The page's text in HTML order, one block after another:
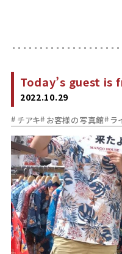
Today’s guest
2022.10.29
チアキ お客様の写真館 ラ